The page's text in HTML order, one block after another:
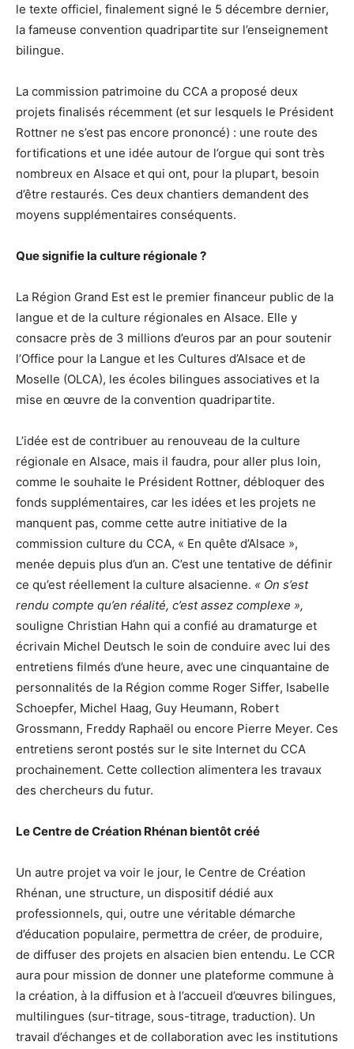
le texte officiel, finalement signé le 5 décembre dernier,
la fameuse convention quadripartite sur l’enseignement
bilingue.
La commission patrimoine du CCA a proposé deux
projets finalisés récemment (et sur lesquels le Président
Rottner ne s’est pas encore prononcé) : une route des
fortifications et une idée autour de l’orgue qui sont très
nombreux en Alsace et qui ont, pour la plupart, besoin
d’être restaurés. Ces deux chantiers demandent des
moyens supplémentaires conséquents.
Que signifie la culture régionale ?
La Région Grand Est est le premier financeur public de la
langue et de la culture régionales en Alsace. Elle y
consacre près de 3 millions d’euros par an pour soutenir
l’Office pour la Langue et les Cultures d’Alsace et de
Moselle (OLCA), les écoles bilingues associatives et la
mise en œuvre de la convention quadripartite.
L’idée est de contribuer au renouveau de la culture
régionale en Alsace, mais il faudra, pour aller plus loin,
comme le souhaite le Président Rottner, débloquer des
fonds supplémentaires, car les idées et les projets ne
manquent pas, comme cette autre initiative de la
commission culture du CCA, « En quête d’Alsace »,
menée depuis plus d’un an. C’est une tentative de définir
ce qu’est réellement la culture alsacienne. « On s’est
rendu compte qu’en réalité, c’est assez complexe »,
souligne Christian Hahn qui a confié au dramaturge et
écrivain Michel Deutsch le soin de conduire avec lui des
entretiens filmés d’une heure, avec une cinquantaine de
personnalités de la Région comme Roger Siffer, Isabelle
Schoepfer, Michel Haag, Guy Heumann, Robert
Grossmann, Freddy Raphaël ou encore Pierre Meyer. Ces
entretiens seront postés sur le site Internet du CCA
prochainement. Cette collection alimentera les travaux
des chercheurs du futur.
Le Centre de Création Rhénan bientôt créé
Un autre projet va voir le jour, le Centre de Création
Rhénan, une structure, un dispositif dédié aux
professionnels, qui, outre une véritable démarche
d’éducation populaire, permettra de créer, de produire,
de diffuser des projets en alsacien bien entendu. Le CCR
aura pour mission de donner une plateforme commune à
la création, à la diffusion et à l’accueil d’œuvres bilingues,
multilingues (sur-titrage, sous-titrage, traduction). Un
travail d’échanges et de collaboration avec les institutions